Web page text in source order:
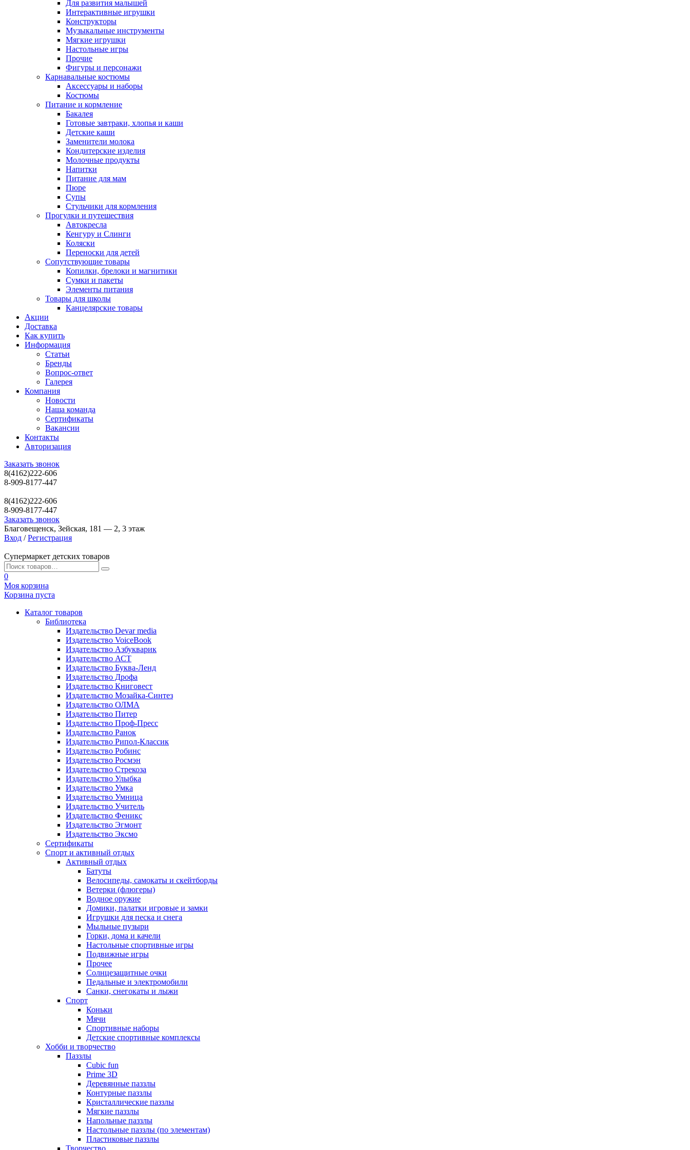
Для развития малышей
Интерактивные игрушки
Конструкторы
Музыкальные инструменты
Мягкие игрушки
Настольные игры
Прочие
Фигуры и персонажи
Карнавальные костюмы
Аксессуары и наборы
Костюмы
Питание и кормление
Бакалея
Готовые завтраки, хлопья и каши
Детские каши
Заменители молока
Кондитерские изделия
Молочные продукты
Напитки
Питание для мам
Пюре
Супы
Стульчики для кормления
Прогулки и путешествия
Автокресла
Кенгуру и Слинги
Коляски
Переноски для детей
Сопутствующие товары
Копилки, брелоки и магнитики
Сумки и пакеты
Элементы питания
Товары для школы
Канцелярские товары
Акции
Доставка
Как купить
Информация
Статьи
Бренды
Вопрос-ответ
Галерея
Компания
Новости
Наша команда
Сертификаты
Вакансии
Контакты
Авторизация
Заказать звонок
8(4162)222-606
8-909-8177-447
8(4162)222-606
8-909-8177-447
Заказать звонок
Благовещенск, Зейская, 181 — 2, 3 этаж
Вход / Регистрация
Супермаркет детских товаров
0
Моя корзина
Корзина пуста
Каталог товаров
Библиотека
Издательство Devar media
Издательство VoiceBook
Издательство Азбукварик
Издательство АСТ
Издательство Буква-Ленд
Издательство Дрофа
Издательство Книговест
Издательство Мозайка-Синтез
Издательство ОЛМА
Издательство Питер
Издательство Проф-Пресс
Издательство Ранок
Издательство Рипол-Классик
Издательство Робинс
Издательство Росмэн
Издательство Стрекоза
Издательство Улыбка
Издательство Умка
Издательство Умница
Издательство Учитель
Издательство Феникс
Издательство Эгмонт
Издательство Эксмо
Сертификаты
Спорт и активный отдых
Активный отдых
Батуты
Велосипеды, самокаты и скейтборды
Ветерки (флюгеры)
Водное оружие
Домики, палатки игровые и замки
Игрушки для песка и снега
Мыльные пузыри
Горки, дома и качели
Настольные спортивные игры
Подвижные игры
Прочее
Солнцезащитные очки
Педальные и электромобили
Санки, снегокаты и лыжи
Спорт
Коньки
Мячи
Спортивные наборы
Детские спортивные комплексы
Хобби и творчество
Паззлы
Cubic fun
Prime 3D
Деревянные паззлы
Контурные паззлы
Кристаллические паззлы
Мягкие паззлы
Напольные паззлы
Настольные паззлы (по элементам)
Пластиковые паззлы
Творчество